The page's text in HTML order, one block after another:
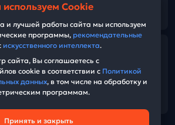
Вся теория по экономике часть
ЕГЭ ПО ОБЩЕСТВОЗНАНИЮ c Егором Кантом
26 мая 2026 г., 07:15
Cookie
и лучшей работы сайта мы используем
программы, рекомендательные
искусственного интеллекта.
сайта, Вы соглашаетесь с
cookie в соответствии с Политикой
данных, в том числе на обработку и
программам.
Принять и закрыть